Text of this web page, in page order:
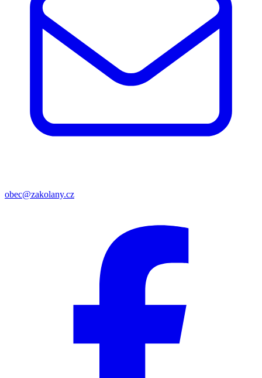
obec@zakolany.cz